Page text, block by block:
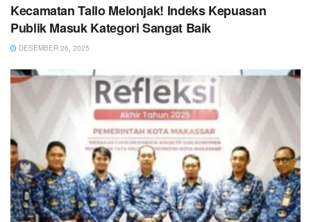
Kecamatan Tallo Melonjak! Indeks Kepuasan
Publik Masuk Kategori Sangat Baik
DESEMBER 26, 2025